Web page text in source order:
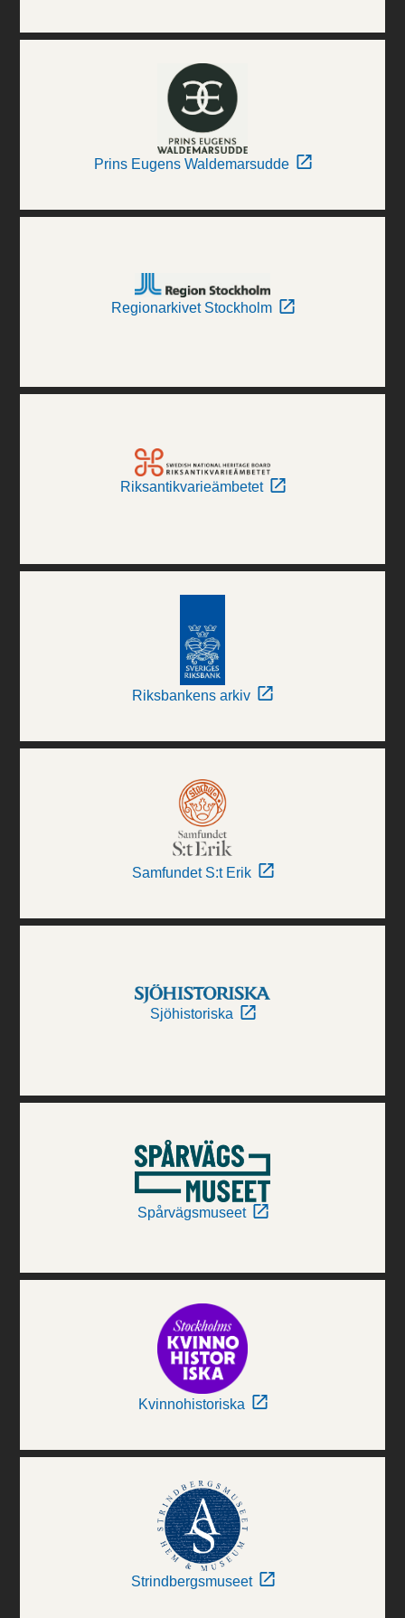
Prins Eugens Waldemarsudde
Regionarkivet Stockholm
Riksantikvarieämbetet
Riksbankens arkiv
Samfundet S:t Erik
Sjöhistoriska
Spårvägsmuseet
Kvinnohistoriska
Strindbergsmuseet